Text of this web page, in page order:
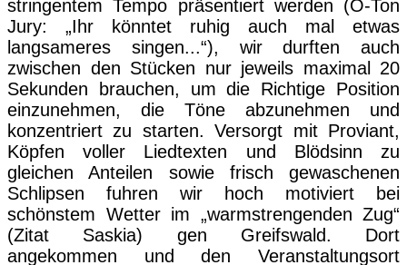
stringentem Tempo präsentiert werden (O-Ton
Jury: „Ihr könntet ruhig auch mal etwas
langsameres singen...“), wir durften auch
zwischen den Stücken nur jeweils maximal 20
Sekunden brauchen, um die Richtige Position
einzunehmen, die Töne abzunehmen und
konzentriert zu starten. Versorgt mit Proviant,
Köpfen voller Liedtexten und Blödsinn zu
gleichen Anteilen sowie frisch gewaschenen
Schlipsen fuhren wir hoch motiviert bei
schönstem Wetter im „warmstrengenden Zug“
(Zitat Saskia) gen Greifswald. Dort
angekommen und den Veranstaltungsort